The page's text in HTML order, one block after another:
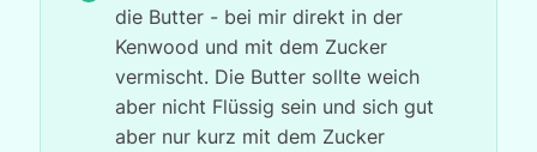
die Butter - bei mir direkt in der
Kenwood und mit dem Zucker
vermischt. Die Butter sollte weich
aber nicht Flüssig sein und sich gut
aber nur kurz mit dem Zucker